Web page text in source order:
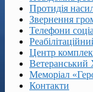
Протидія
Звернення
Телефони
Центр
Ветеранський
Меморіал
Контакти